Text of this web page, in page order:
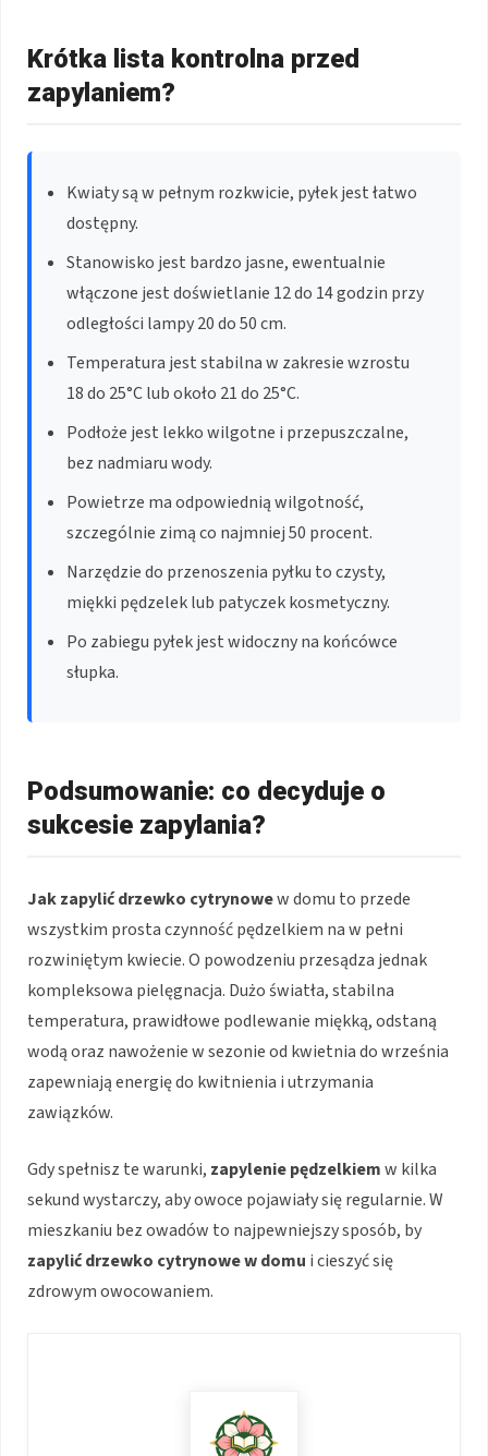
Krótka lista kontrolna przed
zapylaniem?
Kwiaty są w pełnym rozkwicie, pyłek jest łatwo
dostępny.
Stanowisko jest bardzo jasne, ewentualnie
włączone jest doświetlanie 12 do 14 godzin przy
odległości lampy 20 do 50 cm.
Temperatura jest stabilna w zakresie wzrostu
18 do 25°C lub około 21 do 25°C.
Podłoże jest lekko wilgotne i przepuszczalne,
bez nadmiaru wody.
Powietrze ma odpowiednią wilgotność,
szczególnie zimą co najmniej 50 procent.
Narzędzie do przenoszenia pyłku to czysty,
miękki pędzelek lub patyczek kosmetyczny.
Po zabiegu pyłek jest widoczny na końcówce
słupka.
Podsumowanie: co decyduje o
sukcesie zapylania?
Jak zapylić drzewko cytrynowew domu to przede
wszystkim prosta czynność pędzelkiem na w pełni
rozwiniętym kwiecie. O powodzeniu przesądza jednak
kompleksowa pielęgnacja. Dużo światła, stabilna
temperatura, prawidłowe podlewanie miękką, odstaną
wodą oraz nawożenie w sezonie od kwietnia do września
zapewniają energię do kwitnienia i utrzymania
zawiązków.
Gdy spełnisz te warunki, zapylenie pędzelkiemw kilka
sekund wystarczy, aby owoce pojawiały się regularnie. W
mieszkaniu bez owadów to najpewniejszy sposób, by
zapylić drzewko cytrynowe w domu i cieszyć się
zdrowym owocowaniem.